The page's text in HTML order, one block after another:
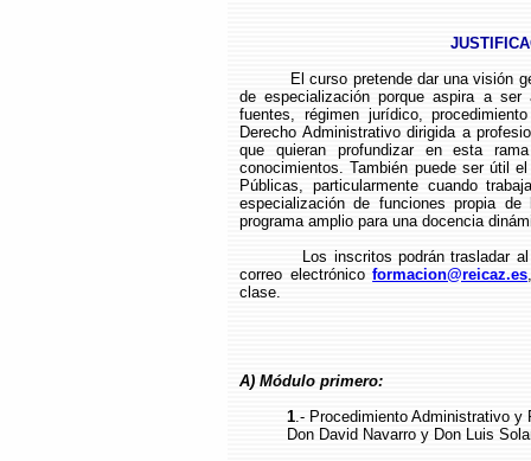
El curso pretende dar una visión
de especialización porque aspira a
fuentes, régimen jurídico,
Derecho Administrativo dirigida a
que quieran profundizar en esta
conocimientos. También puede ser útil
Públicas, particularmente cuando
especialización de funciones propia
programa amplio para una docencia
Los inscritos podrán trasladar
correo electrónicoformacion@reicaz.es
clase.
A) Módulo primero:
1.- Procedimiento Administrativo y
Don David Navarro y Don Luis